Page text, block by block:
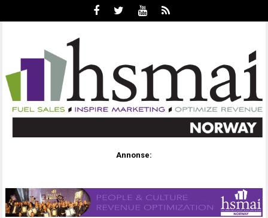
Annonse: